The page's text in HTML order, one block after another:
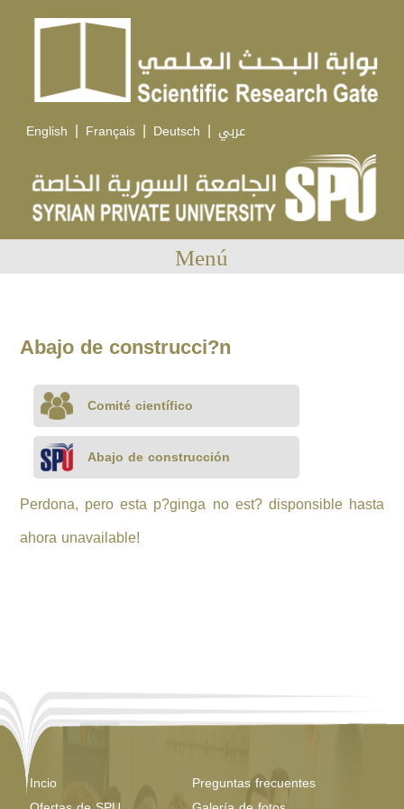
English | Français | Deutsch | عربي
Menú
Abajo de construcci?n
Comité científico
Abajo de construcción
Perdona, pero esta p?ginga no est? disponsible hasta
ahora unavailable!
Incio
Preguntas frecuentes